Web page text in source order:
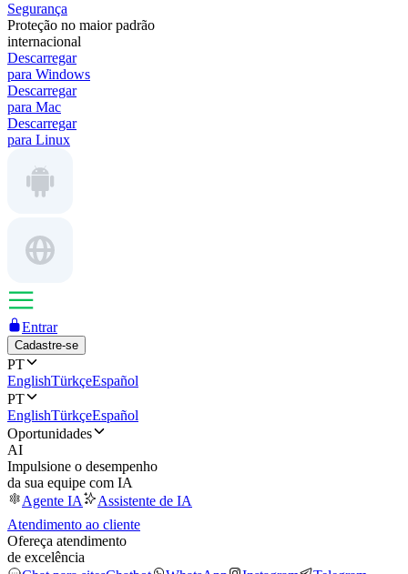
Segurança
Proteção no maior padrão
internacional
Descarregar
para Windows
Descarregar
para Mac
Descarregar
para Linux
Entrar
Cadastre-se
PT
EnglishTürkçeEspañol
PT
EnglishTürkçeEspañol
Oportunidades
AI
Impulsione o desempenho
da sua equipe com IA
Agente IA
Assistente de IA
Atendimento ao cliente
Ofereça atendimento
de excelência